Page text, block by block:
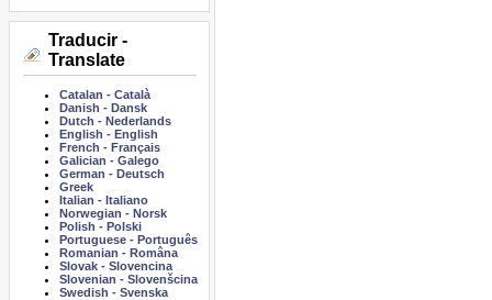
Traducir -
Translate
Catalan -Català
Danish -Dansk
Dutch -Nederlands
English -English
French -Français
Galician -Galego
German -Deutsch
Greek
Italian -Italiano
Norwegian -Norsk
Polish -Polski
Portuguese -Português
Romanian -Româna
Slovak -Slovencina
Slovenian -Slovenšcina
Swedish -Svenska